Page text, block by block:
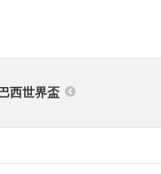
巴西世界盃